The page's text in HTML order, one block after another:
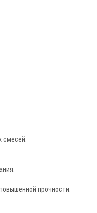
смесей.
прочности.